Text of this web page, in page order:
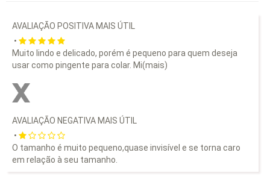
AVALIAÇÃO POSITIVA MAIS ÚTIL
•
Muito lindo e delicado, porém é pequeno para quem deseja
usar como pingente para colar. Mi(mais)
AVALIAÇÃO NEGATIVA MAIS ÚTIL
•
O tamanho é muito pequeno,quase invisível e se torna caro
em relação à seu tamanho.